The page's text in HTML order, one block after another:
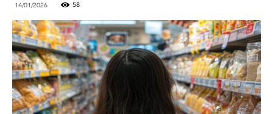
14/01/2026 58